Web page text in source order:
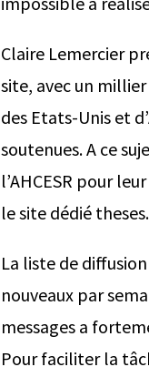
Claire Lemercier
site, avec un
des Etats-Unis et
soutenues. A ce
l’AHCESR pour
le site dédié
La liste de
nouveaux par
messages a
Pour faciliter la